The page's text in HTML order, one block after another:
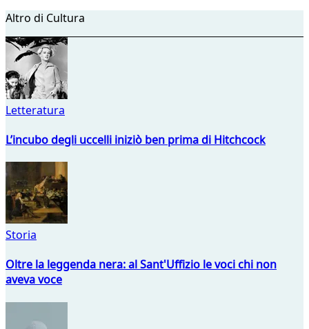
Altro di Cultura
Letteratura
L’incubo degli uccelli iniziò ben prima di Hitchcock
Storia
Oltre la leggenda nera: al Sant'Uffizio le voci chi non
aveva voce